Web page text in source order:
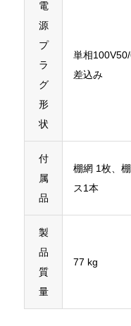
電
源
プ
ラ
グ
形
状
単相
差込み
付
属
品
棚網 1枚、
ス1本
製
品
質
量
77 kg